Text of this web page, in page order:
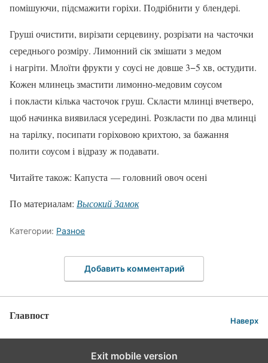
помішуючи, підсмажити горі­хи. Подрібнити у блендері.
Груші очистити, вирізати серцевину, розріза­ти на часточки
середнього розміру. Лимонний сік змішати з медом
і нагріти. Млоїти фрукти у соусі не довше 3−5 хв, остудити.
Кожен млинець змас­тити лимонно-медовим соусом
і покласти кіль­ка часточок груш. Скласти млинці вчетверо,
щоб начинка виявилася усередині. Розкласти по два млинці
на тарілку, посипати горіховою крихтою, за бажання
полити соусом і відразу ж подавати.
Читайте також: Капуста — головний овоч осені
По материалам: Высокий Замок
Категории: Разное
Добавить комментарий
Главпост Наверх
Exit mobile version